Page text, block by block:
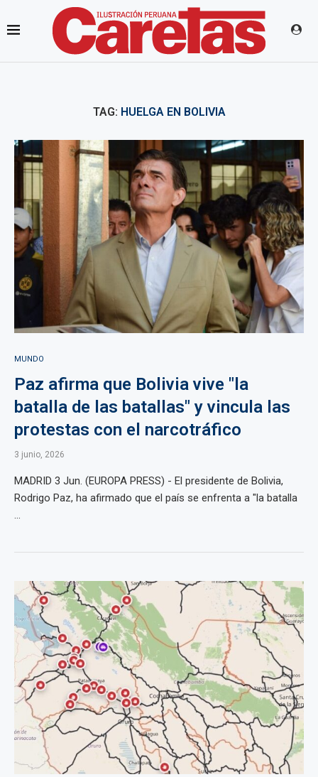
TAG: HUELGA EN BOLIVIA
MUNDO
Paz afirma que Bolivia vive "la
batalla de las batallas" y vincula las
protestas con el narcotráfico
3 junio, 2026
MADRID 3 Jun. (EUROPA PRESS) - El presidente de Bolivia,
Rodrigo Paz, ha afirmado que el país se enfrenta a "la batalla
...